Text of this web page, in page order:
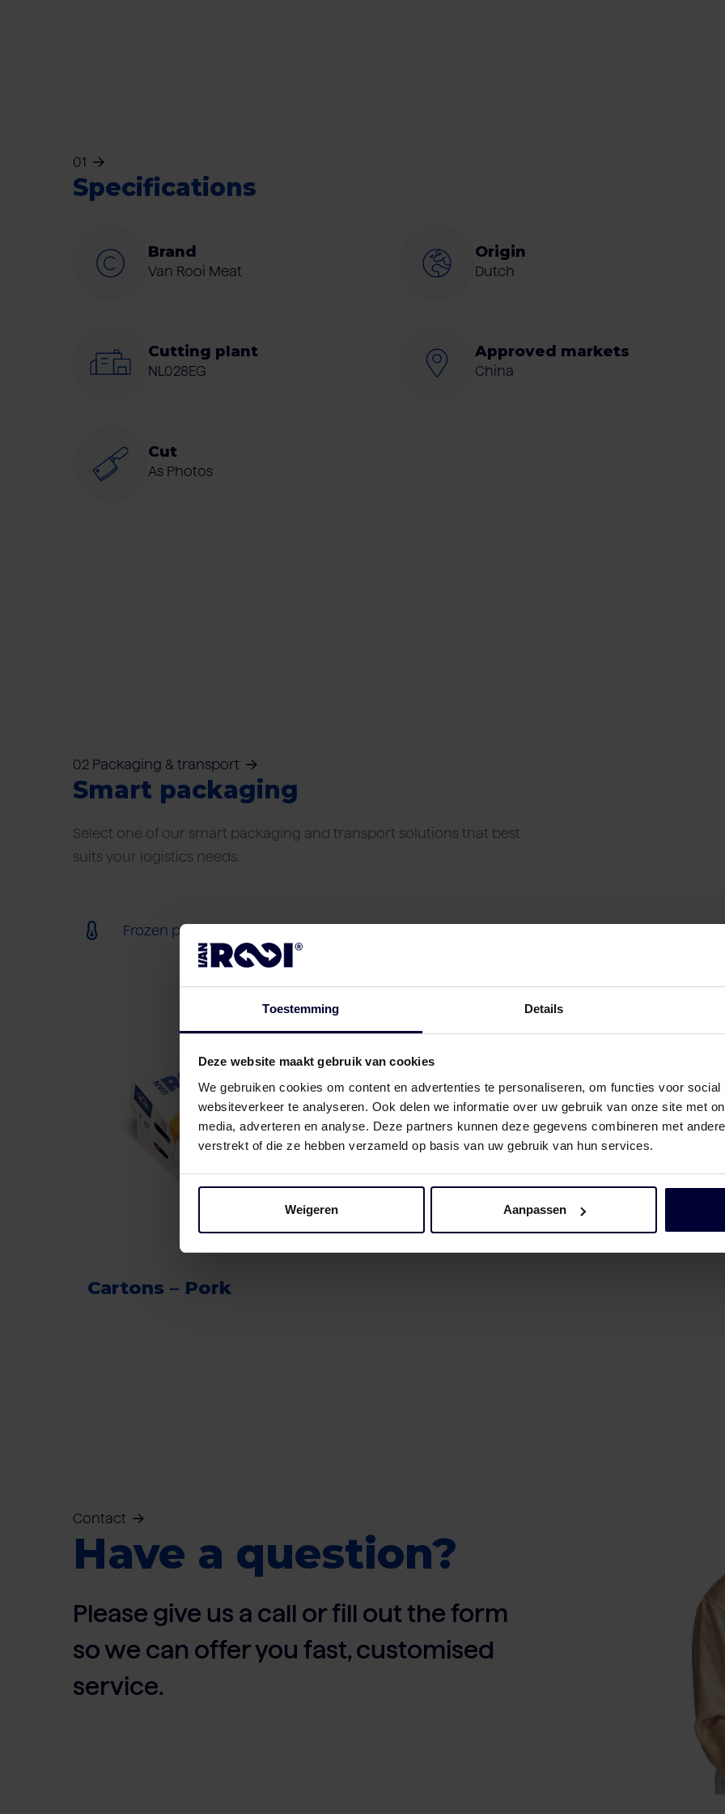
Toestemming Details
Deze website maakt gebruik van cookies
We gebruiken cookies om content en advertenties te personaliseren, om functies voor social
websiteverkeer te analyseren. Ook delen we informatie over uw gebruik van onze site met
media, adverteren en analyse. Deze partners kunnen deze gegevens combineren met
verstrekt of die ze hebben verzameld op basis van uw gebruik van hun services.
Weigeren Aanpassen
01
Specifications
Brand
Van Rooi Meat
Origin
Dutch
Cutting plant
NL028EG
Approved markets
China
Cut
As Photos
02 Packaging & transport
Smart packaging
Select one of our smart packaging and transport solutions that best
suits your logistics needs.
Frozen packaging (< 18ºC)
Cartons – Pork
Contact
Have a question?
Please give us a call or fill out the form
so we can offer you fast, customised
service.